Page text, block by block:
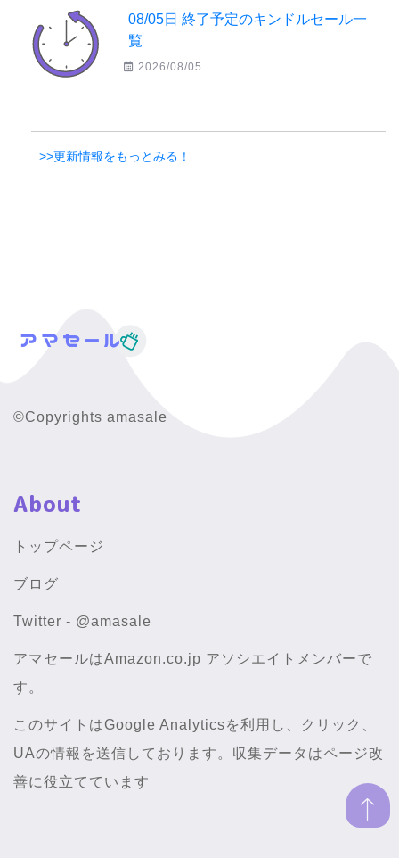
08/05日 終了予定のキンドルセール一
覧
2026/08/05
>>更新情報をもっとみる！
©Copyrights amasale
About
トップページ
ブログ
Twitter - @amasale
アマセールはAmazon.co.jp アソシエイトメンバーで
す。
このサイトはGoogle Analyticsを利用し、クリック、
UAの情報を送信しております。収集データはページ改
善に役立てています